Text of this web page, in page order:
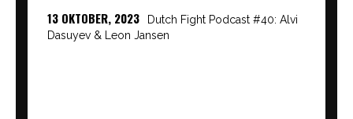
13 OKTOBER, 2023
Dutch Fight Podcast #40: Alvi
Dasuyev & Leon Jansen